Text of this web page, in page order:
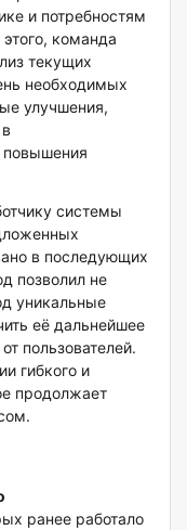
и потребностям
команда
текущих
необходимых
улучшения,
повышения
системы
в последующих
позволил не
уникальные
её дальнейшее
пользователей.
гибкого и
продолжает
ранее работало